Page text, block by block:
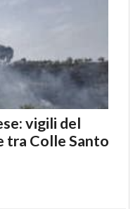
vigili del
tra Colle Santo